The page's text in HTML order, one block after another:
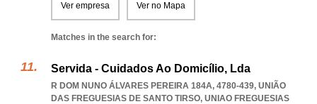
Ver empresa Ver no Mapa
Matches in the search for:
Servida - Cuidados Ao Domicílio, Lda
R DOM NUNO ÁLVARES PEREIRA 184A, 4780-439, UNIÃO
DAS FREGUESIAS DE SANTO TIRSO, UNIAO FREGUESIAS